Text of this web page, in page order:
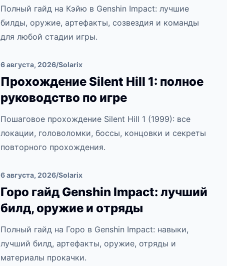
Полный гайд на Кэйю в Genshin Impact: лучшие
билды, оружие, артефакты, созвездия и команды
для любой стадии игры.
6 августа, 2026/Solarix
Прохождение Silent Hill 1: полное
руководство по игре
Пошаговое прохождение Silent Hill 1 (1999): все
локации, головоломки, боссы, концовки и секреты
повторного прохождения.
6 августа, 2026/Solarix
Горо гайд Genshin Impact: лучший
билд, оружие и отряды
Полный гайд на Горо в Genshin Impact: навыки,
лучший билд, артефакты, оружие, отряды и
материалы прокачки.